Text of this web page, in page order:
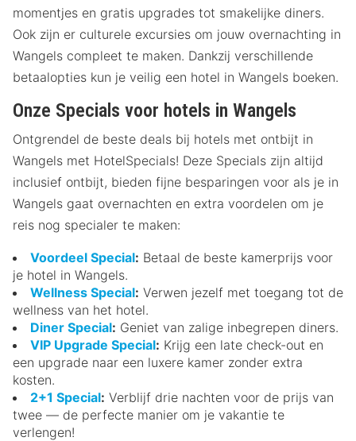
momentjes en gratis upgrades tot smakelijke diners.
Ook zijn er culturele excursies om jouw overnachting in
Wangels compleet te maken. Dankzij verschillende
betaalopties kun je veilig een hotel in Wangels boeken.
Onze Specials voor hotels in Wangels
Ontgrendel de beste deals bij hotels met ontbijt in
Wangels met HotelSpecials! Deze Specials zijn altijd
inclusief ontbijt, bieden fijne besparingen voor als je in
Wangels gaat overnachten en extra voordelen om je
reis nog specialer te maken:
Voordeel Special: Betaal de beste kamerprijs voor
je hotel in Wangels.
Wellness Special: Verwen jezelf met toegang tot de
wellness van het hotel.
Diner Special: Geniet van zalige inbegrepen diners.
VIP Upgrade Special: Krijg een late check-out en
een upgrade naar een luxere kamer zonder extra
kosten.
2+1 Special: Verblijf drie nachten voor de prijs van
twee — de perfecte manier om je vakantie te
verlengen!